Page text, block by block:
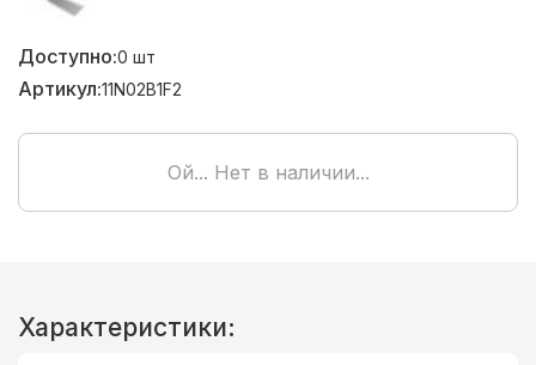
Доступно:0 шт
Артикул:11N02B1F2
Ой... Нет в наличии...
Характеристики: